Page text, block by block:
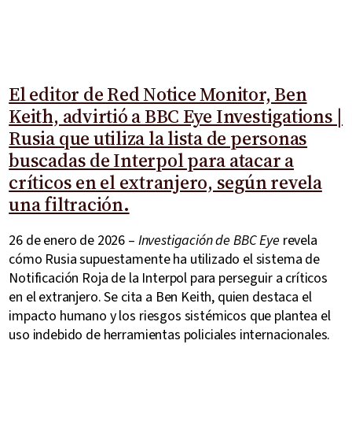
El editor de Red Notice Monitor, Ben
Keith, advirtió a BBC Eye Investigations |
Rusia que utiliza la lista de personas
buscadas de Interpol para atacar a
críticos en el extranjero, según revela
una filtración.
26 de enero de 2026 – Investigación de BBC Eye revela
cómo Rusia supuestamente ha utilizado el sistema de
Notificación Roja de la Interpol para perseguir a críticos
en el extranjero. Se cita a Ben Keith, quien destaca el
impacto humano y los riesgos sistémicos que plantea el
uso indebido de herramientas policiales internacionales.